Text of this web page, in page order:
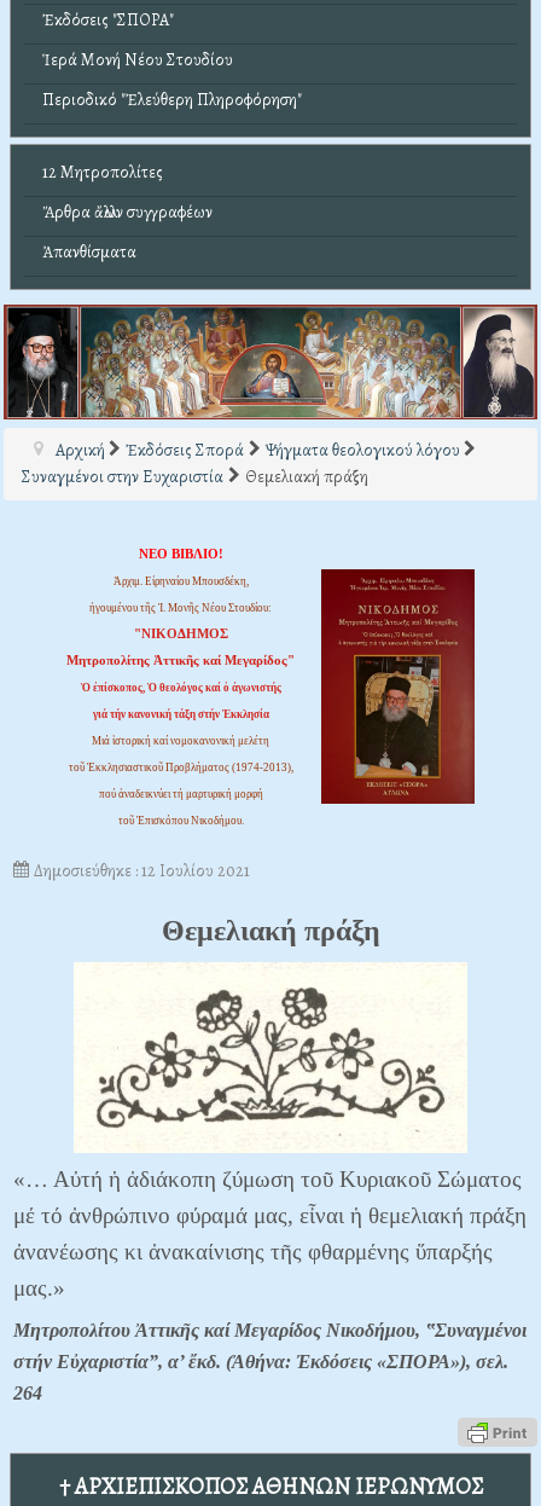
Ἐκδόσεις "ΣΠΟΡΑ"
Ἱερά Μονή Νέου Στουδίου
Περιοδικό "Ἐλεύθερη Πληροφόρηση"
12 Μητροπολίτες
Ἄρθρα ἄλλων συγγραφέων
Ἀπανθίσματα
Αρχική Ἐκδόσεις Σπορά
Ψήγματα θεολογικού λόγου
Συναγμένοι στην Ευχαριστία
Θεμελιακή πράξη
ΝΕΟ ΒΙΒΛΙΟ!
Ἀρχιμ. Εἰρηναίου Μπουσδέκη,
ἡγουμένου τῆς Ἱ. Μονῆς Νέου Στουδίου:
"ΝΙΚΟΔΗΜΟΣ
Μητροπολίτης Ἀττικῆς καί Μεγαρίδος"
Ὁ ἐπίσκοπος, Ὁ θεολόγος καί ὁ ἀγωνιστής
γιά τήν κανονική τάξη στήν Ἐκκλησία
Μιά ἱστορική καί νομοκανονική μελέτη
τοῦ Ἐκκλησιαστικοῦ Προβλήματος (1974-2013),
πού ἀναδεικνύει τή μαρτυρική μορφή
τοῦ Ἐπισκόπου Νικοδήμου.
Δημοσιεύθηκε : 12 Ιουλίου 2021
Θεμελιακή πράξη
«… Αὐτή ἡ ἀδιάκοπη ζύμωση τοῦ Κυριακοῦ Σώματος
μέ τό ἀνθρώπινο φύραμά μας, εἶναι ἡ θεμελιακή πράξη
ἀνανέωσης κι ἀνακαίνισης τῆς φθαρμένης ὕπαρξής
μας.»
Μητροπολίτου Ἀττικῆς καί Μεγαρίδος Νικοδήμου, ‟Συναγμένοι
στήν Εὐχαριστία”, α’ ἔκδ. (Ἀθήνα: Ἐκδόσεις «ΣΠΟΡΑ»), σελ.
264
† ΑΡΧΙΕΠΙΣΚΟΠΟΣ ΑΘΗΝΩΝ ΙΕΡΩΝΥΜΟΣ